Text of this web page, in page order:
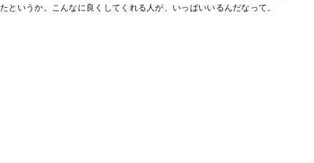
たというか。こんなに良くしてくれる人が、いっぱいいるんだなって。